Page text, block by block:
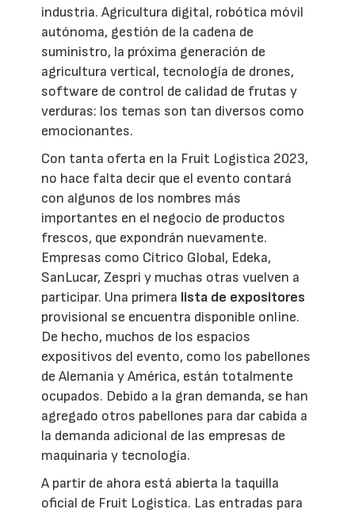
industria. Agricultura digital, robótica móvil
autónoma, gestión de la cadena de
suministro, la próxima generación de
agricultura vertical, tecnología de drones,
software de control de calidad de frutas y
verduras: los temas son tan diversos como
emocionantes.
Con tanta oferta en la Fruit Logistica 2023,
no hace falta decir que el evento contará
con algunos de los nombres más
importantes en el negocio de productos
frescos, que expondrán nuevamente.
Empresas como Citrico Global, Edeka,
SanLucar, Zespri y muchas otras vuelven a
participar. Una primera lista de expositores
provisional se encuentra disponible online.
De hecho, muchos de los espacios
expositivos del evento, como los pabellones
de Alemania y América, están totalmente
ocupados. Debido a la gran demanda, se han
agregado otros pabellones para dar cabida a
la demanda adicional de las empresas de
maquinaria y tecnología.
A partir de ahora está abierta la taquilla
oficial de Fruit Logistica. Las entradas para